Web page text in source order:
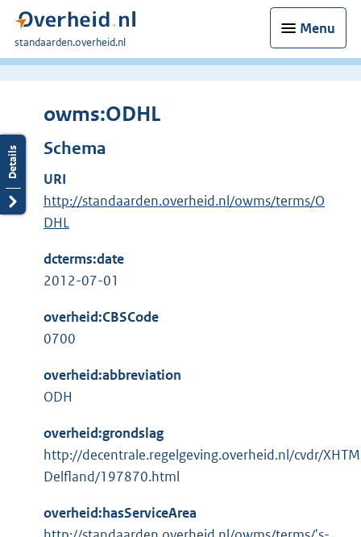
Menu
U
bent
standaarden.overheid.nl
owms:ODHL
Schema
URI
http://standaarden.overheid.nl/owms/terms/O
DHL
dcterms:date
2012-07-01
overheid:CBSCode
0700
overheid:abbreviation
ODH
overheid:grondslag
http://decentrale.regelgeving.overheid.nl/cvdr/
Delfland/197870.html
overheid:hasServiceArea